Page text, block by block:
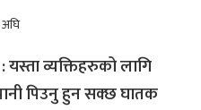
यस्ता व्यक्तिहरुको लागि
पिउनु हुन सक्छ घातक